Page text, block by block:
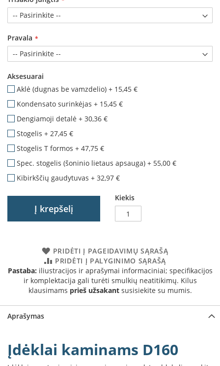
W
n
d
e
r
s
M
o
s
ø
B
r
o
n
i
l
r
i
a
ž
Pravala
Aksesuarai
Aklė (dugnas be vamzdelio) + 15,45 €
Kondensato surinkėjas + 15,45 €
Dengiamoji detalė + 30,36 €
Stogelis + 27,45 €
Stogelis T formos + 47,75 €
Spec. stogelis (šoninio lietaus apsauga) + 55,00 €
Kibirkščių gaudytuvas + 32,97 €
Kiekis
Į krepšelį
PRIDĖTI Į PAGEIDAVIMŲ SĄRAŠĄ
PRIDĖTI Į PALYGINIMO SĄRAŠĄ
Pastaba: iliustracijos ir aprašymai informaciniai; specifikacijos
ir komplektacija gali turėti smulkių neatitikimų. Kilus
klausimams prieš užsakantsusisiekite su mumis.
Aprašymas
Įdėklai kaminams D160